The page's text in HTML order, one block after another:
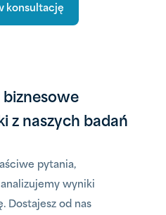
konsultację
z naszych badań
pytania,
wyniki
Dostajesz od nas